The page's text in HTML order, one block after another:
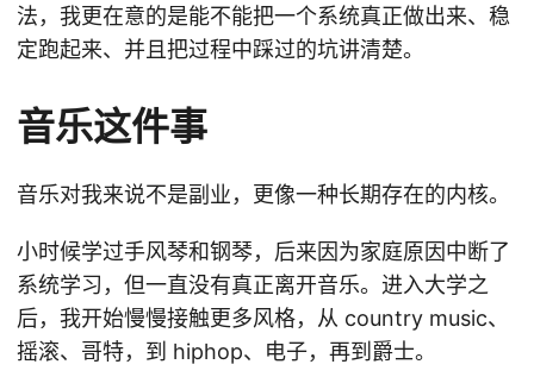
法，我更在意的是能不能把一个系统真正做出来、稳
定跑起来、并且把过程中踩过的坑讲清楚。
音乐这件事
音乐对我来说不是副业，更像一种长期存在的内核。
小时候学过手风琴和钢琴，后来因为家庭原因中断了
系统学习，但一直没有真正离开音乐。进入大学之
后，我开始慢慢接触更多风格，从 country music、
摇滚、哥特，到 hiphop、电子，再到爵士。